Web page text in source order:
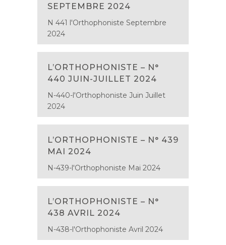
SEPTEMBRE 2024
N 441 l'Orthophoniste Septembre
2024
L’ORTHOPHONISTE – N°
440 JUIN-JUILLET 2024
N-440-l'Orthophoniste Juin Juillet
2024
L’ORTHOPHONISTE – N° 439
MAI 2024
N-439-l'Orthophoniste Mai 2024
L’ORTHOPHONISTE – N°
438 AVRIL 2024
N-438-l'Orthophoniste Avril 2024